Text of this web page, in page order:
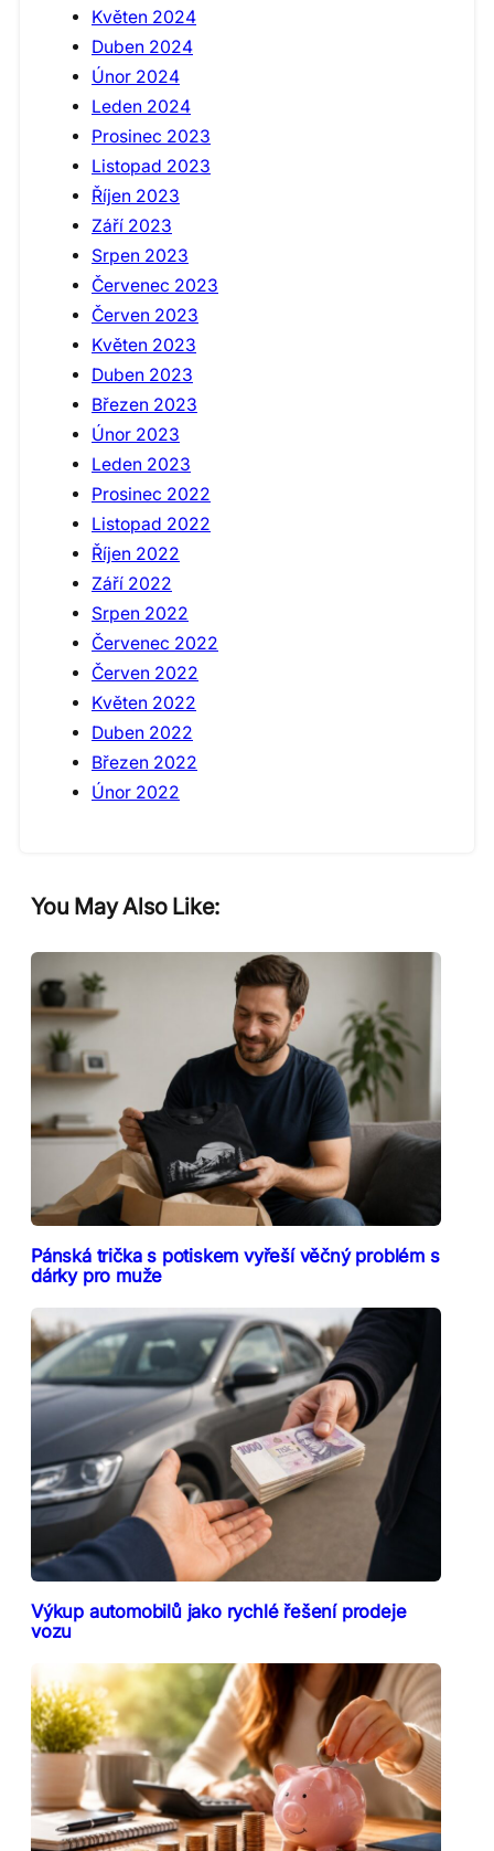
Květen 2024
Duben 2024
Únor 2024
Leden 2024
Prosinec 2023
Listopad 2023
Říjen 2023
Září 2023
Srpen 2023
Červenec 2023
Červen 2023
Květen 2023
Duben 2023
Březen 2023
Únor 2023
Leden 2023
Prosinec 2022
Listopad 2022
Říjen 2022
Září 2022
Srpen 2022
Červenec 2022
Červen 2022
Květen 2022
Duben 2022
Březen 2022
Únor 2022
You May Also Like:
Pánská trička s potiskem vyřeší věčný problém s
dárky pro muže
Výkup automobilů jako rychlé řešení prodeje
vozu